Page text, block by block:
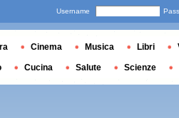
Username
Cinema Musica Libri
Cucina Salute Scienze